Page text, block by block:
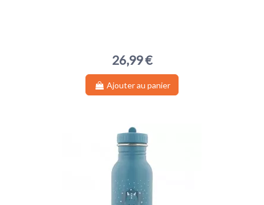
26,99 €
Ajouter au panier